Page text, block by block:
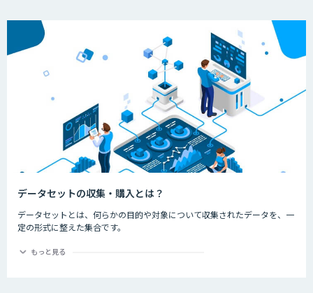
データセットの収集・購入とは？
データセットとは、何らかの目的や対象について収集されたデータを、一
定の形式に整えた集合です。
データを集める作業に時間や労力が割かれていることがあると思います。
もっと見る